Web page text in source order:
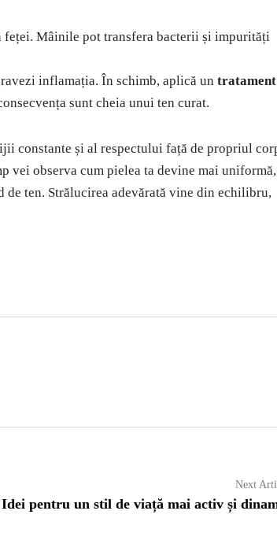
feței. Mâinile pot transfera bacterii și impurități
inflamația. În schimb, aplică un tratament
sunt cheia unui ten curat.
constante și al respectului față de propriul
vei observa cum pielea ta devine mai uniformă,
ten. Strălucirea adevărată vine din echilibru,
Next
Idei pentru un stil de viață mai activ și